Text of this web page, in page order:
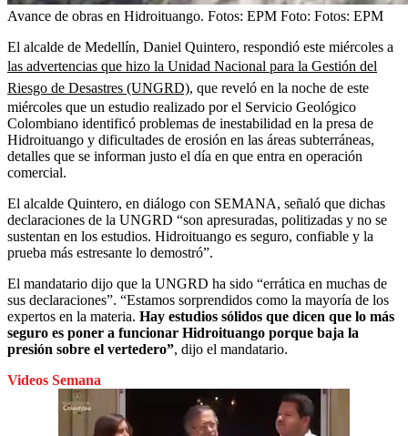
Avance de obras en Hidroituango. Fotos: EPM Foto: Fotos: EPM
El alcalde de Medellín, Daniel Quintero, respondió este miércoles a
las advertencias que hizo la Unidad Nacional para la Gestión del
Riesgo de Desastres (UNGRD), que reveló en la noche de este
miércoles que un estudio realizado por el Servicio Geológico
Colombiano identificó problemas de inestabilidad en la presa de
Hidroituango y dificultades de erosión en las áreas subterráneas,
detalles que se informan justo el día en que entra en operación
comercial.
El alcalde Quintero, en diálogo con SEMANA, señaló que dichas
declaraciones de la UNGRD “son apresuradas, politizadas y no se
sustentan en los estudios. Hidroituango es seguro, confiable y la
prueba más estresante lo demostró”.
El mandatario dijo que la UNGRD ha sido “errática en muchas de
sus declaraciones”. “Estamos sorprendidos como la mayoría de los
expertos en la materia. Hay estudios sólidos que dicen que lo más
seguro es poner a funcionar Hidroituango porque baja la
presión sobre el vertedero”, dijo el mandatario.
Videos Semana